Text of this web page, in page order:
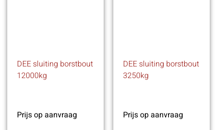
DEE sluiting borstbout
12000kg
Prijs op aanvraag
DEE sluiting borstbout
3250kg
Prijs op aanvraag